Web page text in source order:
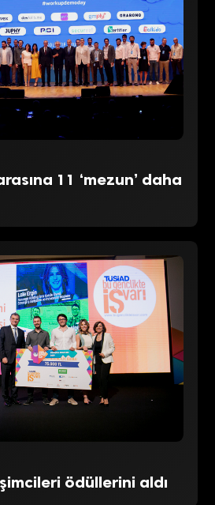
11 ‘mezun’ daha
ödüllerini aldı